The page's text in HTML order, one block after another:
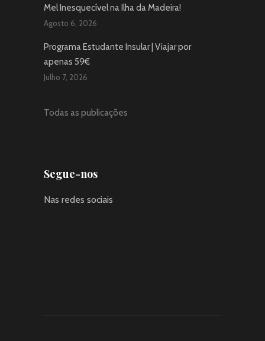
Mel Inesquecível na Ilha da Madeira!
Agosto 6, 2026
Programa Estudante Insular | Viajar por
apenas 59€
Julho 7, 2026
Todas as publicações
Segue-nos
Nas redes sociais